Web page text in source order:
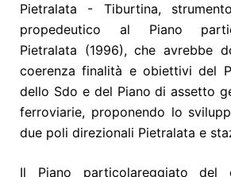
Pietralata - Tiburtina,
propedeutico al Piano
Pietralata (1996), che avrebbe
coerenza finalità e obiettivi del
dello Sdo e del Piano di assetto
ferroviarie, proponendo lo
due poli direzionali Pietralata e
Il Piano particolareggiato del